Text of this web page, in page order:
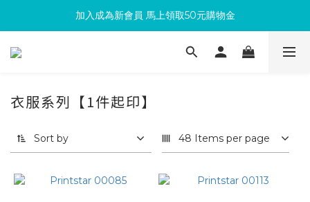
滿300回饋10%購物金
加入成為新會員 馬上領取50元購物金
滿300回饋10%購物金
衣服系列【1件起印】
Sort by 48 Items per page